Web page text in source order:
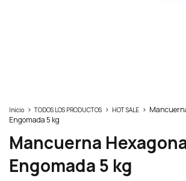
Inicio > TODOS LOS PRODUCTOS > HOT SALE >
Engomada 5 kg
Mancuerna
Engomada 5 kg